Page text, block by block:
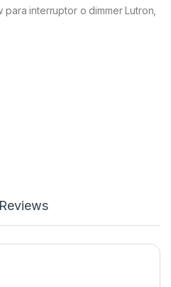
interruptor o dimmer Lutron,
Reviews